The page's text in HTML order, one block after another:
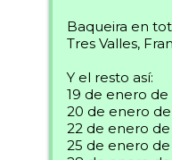
Baqueira en
Tres Valles,
Y el resto así:
19 de enero de
20 de enero
22 de enero de
25 de enero